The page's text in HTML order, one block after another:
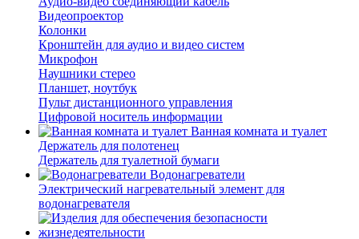
Видеопроектор
Колонки
Кронштейн для аудио и видео систем
Микрофон
Наушники стерео
Планшет, ноутбук
Пульт дистанционного управления
Цифровой носитель информации
Ванная комната и туалет
Держатель для полотенец
Держатель для туалетной бумаги
Водонагреватели
Электрический нагревательный элемент для
водонагревателя